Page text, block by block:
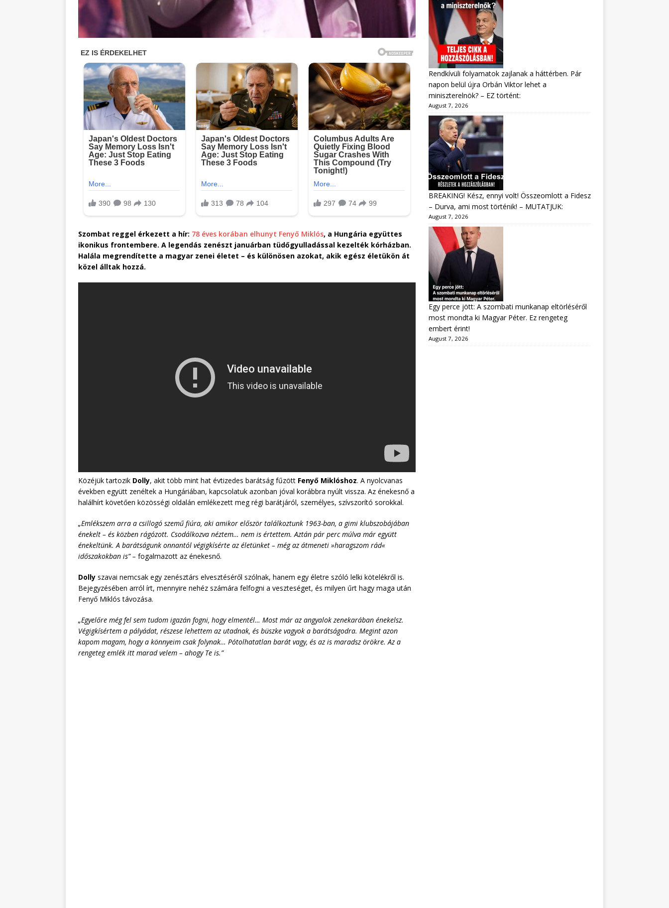
Szombat reggel érkezett a hír: 78 éves korában elhunyt Fenyő Miklós, a Hungária együttes
ikonikus frontembere. A legendás zenészt januárban tüdőgyulladással kezelték kórházban.
Halála megrendítette a magyar zenei életet – és különösen azokat, akik egész életükön át
közel álltak hozzá.
Közéjük tartozik Dolly, akit több mint hat évtizedes barátság fűzött Fenyő Miklóshoz. A nyolcvanas
években együtt zenéltek a Hungáriában, kapcsolatuk azonban jóval korábbra nyúlt vissza. Az énekesnő a
halálhírt követően közösségi oldalán emlékezett meg régi barátjáról, személyes, szívszorító sorokkal.
„Emlékszem arra a csillogó szemű fiúra, aki amikor először találkoztunk 1963-ban, a gimi klubszobájában
énekelt – és közben rágózott. Csodálkozva néztem… nem is értettem. Aztán pár perc múlva már együtt
énekeltünk. A barátságunk onnantól végigkísérte az életünket – még az átmeneti »haragszom rád«
időszakokban is” – fogalmazott az énekesnő.
Dolly szavai nemcsak egy zenésztárs elvesztéséről szólnak, hanem egy életre szóló lelki kötelékről is.
Bejegyzésében arról írt, mennyire nehéz számára felfogni a veszteséget, és milyen űrt hagy maga után
Fenyő Miklós távozása.
„Egyelőre még fel sem tudom igazán fogni, hogy elmentél… Most már az angyalok zenekarában énekelsz.
Végigkísértem a pályádat, részese lehettem az utadnak, és büszke vagyok a barátságodra. Megint azon
kapom magam, hogy a könnyeim csak folynak… Pótolhatatlan barát vagy, és az is maradsz örökre. Az a
rengeteg emlék itt marad velem – ahogy Te is.”
Rendkívüli folyamatok zajlanak a háttérben. Pár
napon belül újra Orbán Viktor lehet a
miniszterelnök? – EZ történt:
August 7, 2026
BREAKING! Kész, ennyi volt! Összeomlott a Fidesz
– Durva, ami most történik! – MUTATJUK:
August 7, 2026
Egy perce jött: A szombati munkanap eltörléséről
most mondta ki Magyar Péter. Ez rengeteg
embert érint!
August 7, 2026